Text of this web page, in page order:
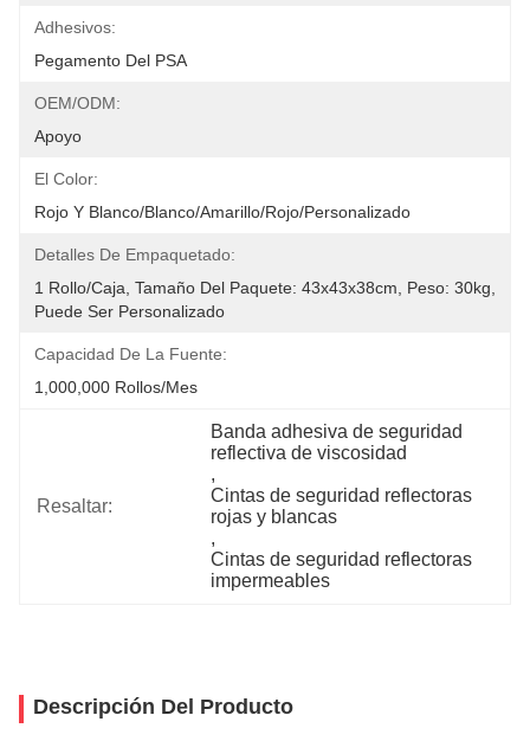
Adhesivos:
Pegamento Del PSA
OEM/ODM:
Apoyo
El Color:
Rojo Y Blanco/blanco/amarillo/rojo/personalizado
Detalles De Empaquetado:
1 Rollo/caja, Tamaño Del Paquete: 43x43x38cm, Peso: 30kg,
Puede Ser Personalizado
Capacidad De La Fuente:
1,000,000 Rollos/mes
Resaltar:
Banda adhesiva de seguridad
reflectiva de viscosidad
,
Cintas de seguridad reflectoras
rojas y blancas
,
Cintas de seguridad reflectoras
impermeables
Descripción Del Producto